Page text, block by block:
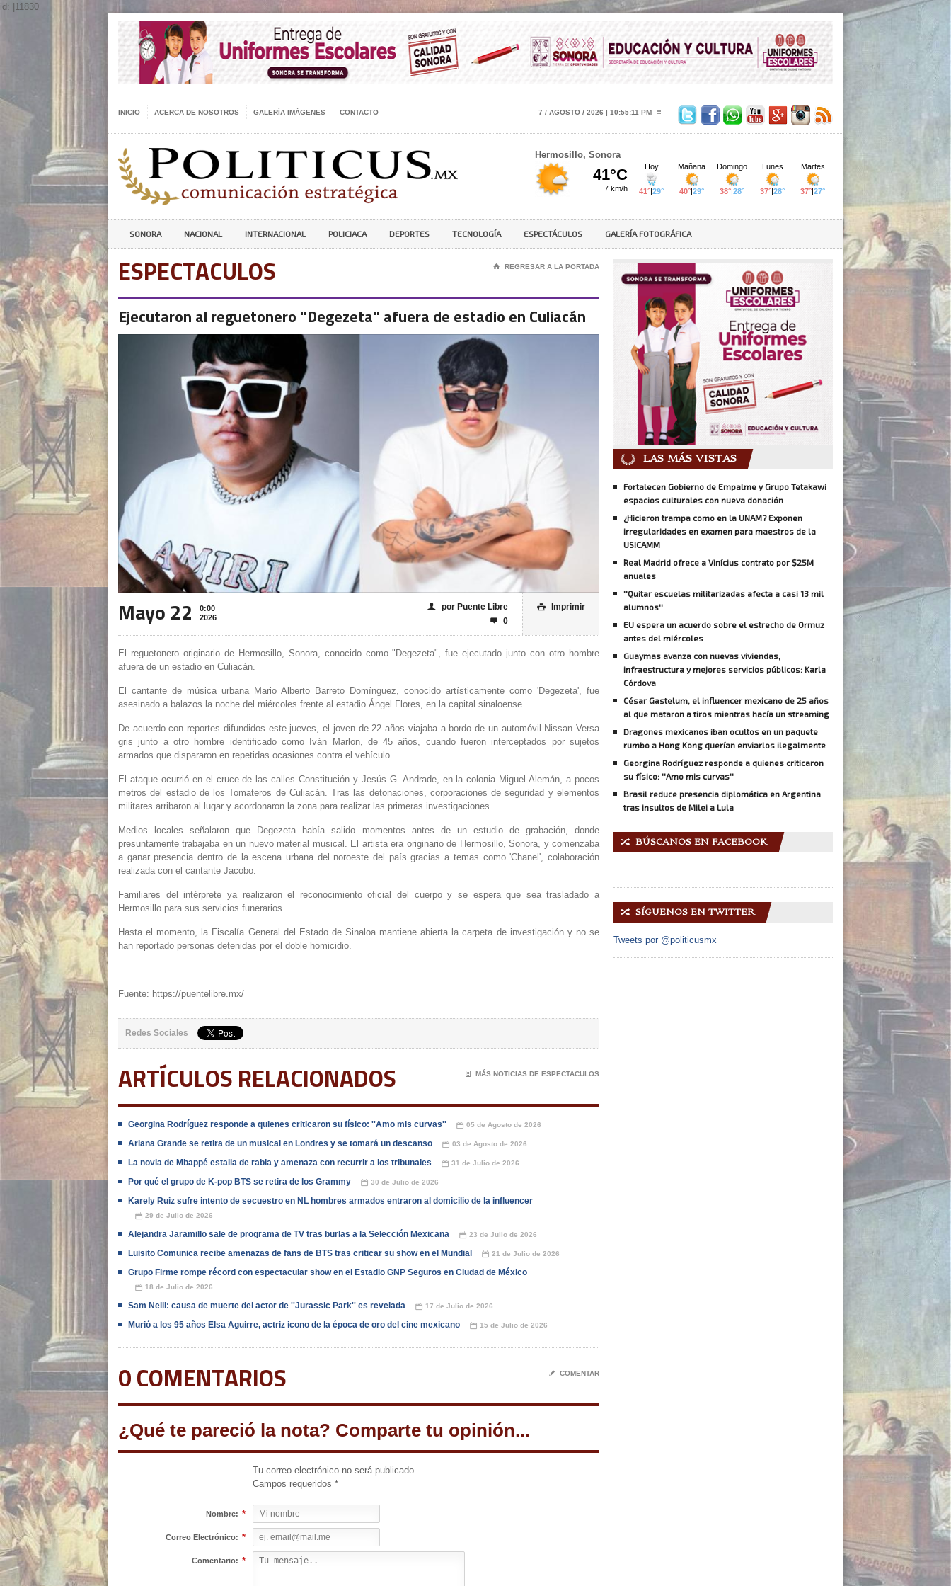
id: |11830
INICIO ACERCA DE NOSOTROS GALERÍA IMÁGENES CONTACTO 7 / AGOSTO / 2026 | 10:55:12 PM
Hermosillo, Sonora
SONORA NACIONAL INTERNACIONAL POLICIACA DEPORTES TECNOLOGÍA ESPECTÁCULOS GALERÍA FOTOGRÁFICA
ESPECTACULOS ⌂ REGRESAR A LA PORTADA
Ejecutaron al reguetonero ''Degezeta'' afuera de estadio en Culiacán
Mayo 22
0:00
2026
 Imprimir
👤 por Puente Libre
 0
El reguetonero originario de Hermosillo, Sonora, conocido como "Degezeta", fue ejecutado junto con otro hombre
afuera de un estadio en Culiacán.
El cantante de música urbana Mario Alberto Barreto Domínguez, conocido artísticamente como 'Degezeta', fue
asesinado a balazos la noche del miércoles frente al estadio Ángel Flores, en la capital sinaloense.
De acuerdo con reportes difundidos este jueves, el joven de 22 años viajaba a bordo de un automóvil Nissan Versa
gris junto a otro hombre identificado como Iván Marlon, de 45 años, cuando fueron interceptados por sujetos
armados que dispararon en repetidas ocasiones contra el vehículo.
El ataque ocurrió en el cruce de las calles Constitución y Jesús G. Andrade, en la colonia Miguel Alemán, a pocos
metros del estadio de los Tomateros de Culiacán. Tras las detonaciones, corporaciones de seguridad y elementos
militares arribaron al lugar y acordonaron la zona para realizar las primeras investigaciones.
Medios locales señalaron que Degezeta había salido momentos antes de un estudio de grabación, donde
presuntamente trabajaba en un nuevo material musical. El artista era originario de Hermosillo, Sonora, y comenzaba
a ganar presencia dentro de la escena urbana del noroeste del país gracias a temas como 'Chanel', colaboración
realizada con el cantante Jacobo.
Familiares del intérprete ya realizaron el reconocimiento oficial del cuerpo y se espera que sea trasladado a
Hermosillo para sus servicios funerarios.
Hasta el momento, la Fiscalía General del Estado de Sinaloa mantiene abierta la carpeta de investigación y no se
han reportado personas detenidas por el doble homicidio.
Fuente: https://puentelibre.mx/
Redes Sociales
ARTÍCULOS RELACIONADOS 📄 MÁS NOTICIAS DE ESPECTACULOS
Georgina Rodríguez responde a quienes criticaron su físico: ''Amo mis curvas'' 📅 05 de Agosto de 2026
Ariana Grande se retira de un musical en Londres y se tomará un descanso 📅 03 de Agosto de 2026
La novia de Mbappé estalla de rabia y amenaza con recurrir a los tribunales 📅 31 de Julio de 2026
Por qué el grupo de K-pop BTS se retira de los Grammy 📅 30 de Julio de 2026
Karely Ruiz sufre intento de secuestro en NL hombres armados entraron al domicilio de la influencer
📅 29 de Julio de 2026
Alejandra Jaramillo sale de programa de TV tras burlas a la Selección Mexicana 📅 23 de Julio de 2026
Luisito Comunica recibe amenazas de fans de BTS tras criticar su show en el Mundial 📅 21 de Julio de 2026
Grupo Firme rompe récord con espectacular show en el Estadio GNP Seguros en Ciudad de México
📅 18 de Julio de 2026
Sam Neill: causa de muerte del actor de ''Jurassic Park'' es revelada 📅 17 de Julio de 2026
Murió a los 95 años Elsa Aguirre, actriz icono de la época de oro del cine mexicano 📅 15 de Julio de 2026
0 COMENTARIOS ✎ COMENTAR
¿Qué te pareció la nota? Comparte tu opinión...
Tu correo electrónico no será publicado.
Campos requeridos *
Nombre: *
Correo Electrónico: *
Comentario: *
LAS MÁS VISTAS
Fortalecen Gobierno de Empalme y Grupo Tetakawi
espacios culturales con nueva donación
¿Hicieron trampa como en la UNAM? Exponen
irregularidades en examen para maestros de la
USICAMM
Real Madrid ofrece a Vinícius contrato por $25M
anuales
''Quitar escuelas militarizadas afecta a casi 13 mil
alumnos''
EU espera un acuerdo sobre el estrecho de Ormuz
antes del miércoles
Guaymas avanza con nuevas viviendas,
infraestructura y mejores servicios públicos: Karla
Córdova
César Gastelum, el influencer mexicano de 25 años
al que mataron a tiros mientras hacía un streaming
Dragones mexicanos iban ocultos en un paquete
rumbo a Hong Kong querían enviarlos ilegalmente
Georgina Rodríguez responde a quienes criticaron
su físico: ''Amo mis curvas''
Brasil reduce presencia diplomática en Argentina
tras insultos de Milei a Lula
🔀 BÚSCANOS EN FACEBOOK
🔀 SÍGUENOS EN TWITTER
Tweets por @politicusmx